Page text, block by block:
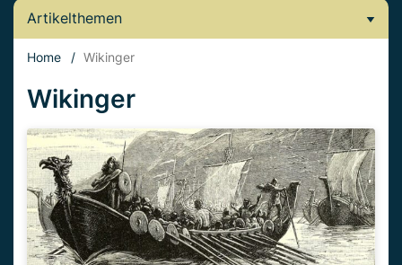
Artikelthemen
Home / Wikinger
Wikinger